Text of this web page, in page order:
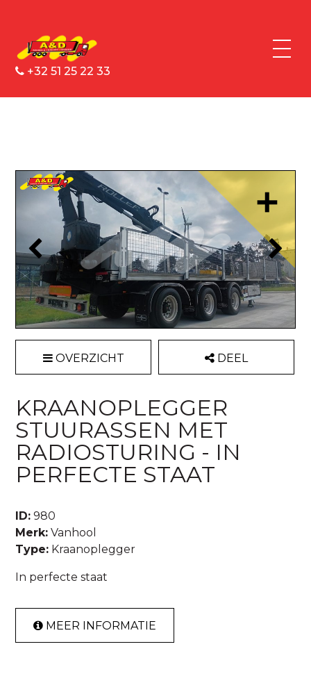
+32 51 25 22 33
OVERZICHT DEEL
KRAANOPLEGGER
STUURASSEN MET
RADIOSTURING - IN
PERFECTE STAAT
ID: 980
Merk: Vanhool
Type: Kraanoplegger
In perfecte staat
MEER INFORMATIE